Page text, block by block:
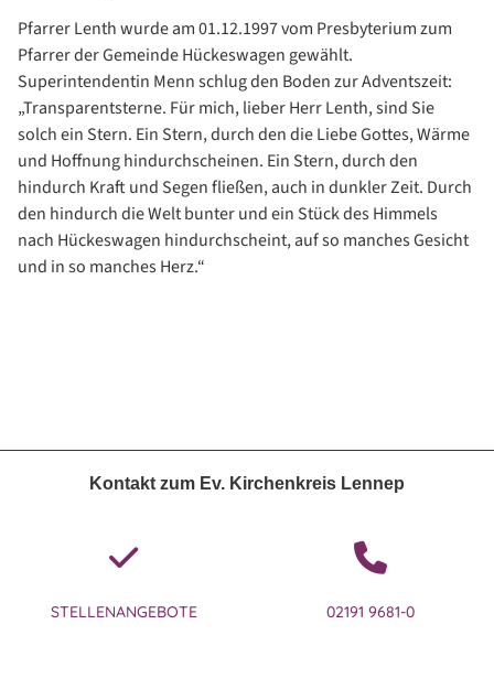
Pfarrer Lenth wurde am 01.12.1997 vom Presbyterium zum
Pfarrer der Gemeinde Hückeswagen gewählt.
Superintendentin Menn schlug den Boden zur Adventszeit:
„Transparentsterne. Für mich, lieber Herr Lenth, sind Sie
solch ein Stern. Ein Stern, durch den die Liebe Gottes, Wärme
und Hoffnung hindurchscheinen. Ein Stern, durch den
hindurch Kraft und Segen fließen, auch in dunkler Zeit. Durch
den hindurch die Welt bunter und ein Stück des Himmels
nach Hückeswagen hindurchscheint, auf so manches Gesicht
und in so manches Herz.“
Kontakt zum Ev. Kirchenkreis Lennep
STELLENANGEBOTE 02191 9681-0